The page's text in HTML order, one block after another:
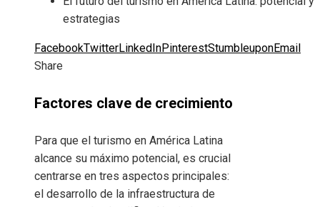
estrategias
FacebookTwitterLinkedInPinterestStumbleuponEmail
Share
Factores clave de crecimiento
Para que el turismo en América Latina
alcance su máximo potencial, es crucial
centrarse en tres aspectos principales:
el desarrollo de la infraestructura de